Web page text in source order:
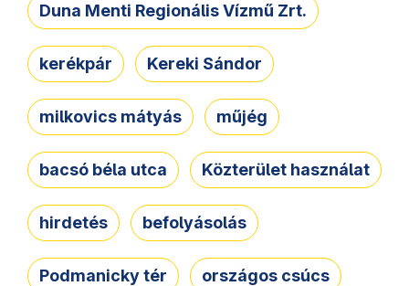
Duna Menti Regionális Vízmű Zrt.
kerékpár Kereki Sándor
milkovics mátyás műjég
bacsó béla utca Közterület használat
hirdetés befolyásolás
Podmanicky tér országos csúcs